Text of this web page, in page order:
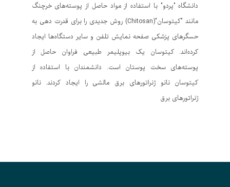
دانشگاه "پردو" با استفاده از مواد حاصل از پوسته‌های خرچنگ
مانند "کیتوسان"(Chitosan) روش جدیدی را برای قدرت دهی به
حسگرهای پزشکی صفحه نمایش تلفن و سایر دستگاه‌ها ایجاد
کرده‌اند. کیتوسان یک بیوپلیمر طبیعی فراوان حاصل از
پوسته‌های سخت پوستان است. دانشمندان با استفاده از
کیتوسان نانو ژنراتورهای برق مالشی را ایجاد کردند. نانو
ژنراتورهای برق